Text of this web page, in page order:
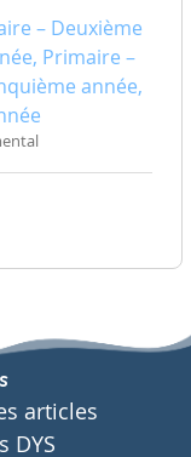
– Deuxième
Primaire –
année,
articles
DYS